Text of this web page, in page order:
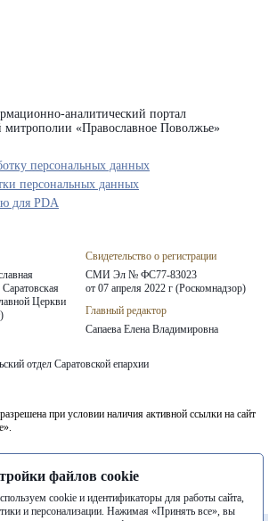
аналитический портал
митрополии «Православное Поволжье»
Саратовская
Церкви
Свидетельство о регистрации
СМИ Эл № ФС77-83023
от 07 апреля 2022 г (Роскомнадзор)
Главный редактор
Сапаева Елена Владимировна
отдел Саратовской епархии
персональных данных
персональных данных
при условии наличия активной ссылки на сайт
в печатных изданиях (книгах, прессе) возможна
редакции.
для PDA
файлов cookie
cookie и идентификаторы для работы сайта,
и персонализации. Нажимая «Принять все», вы